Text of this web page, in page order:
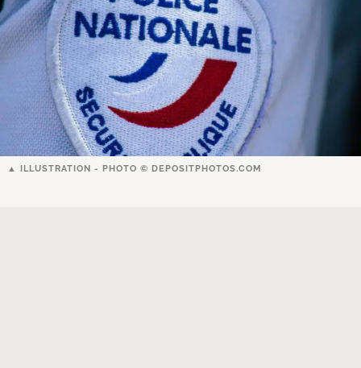
ILLUSTRATION - PHOTO © DEPOSITPHOTOS.COM